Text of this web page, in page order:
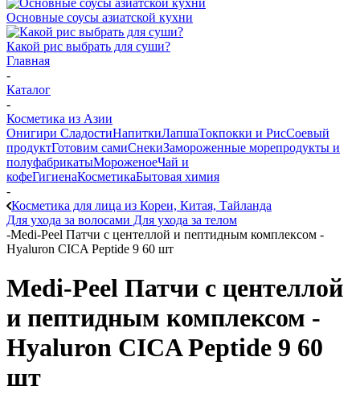
Основные соусы азиатской кухни
Какой рис выбрать для суши?
Главная
-
Каталог
-
Косметика из Азии
Онигири СладостиНапиткиЛапшаТокпокки и РисСоевый
продуктГотовим самиСнекиЗамороженные морепродукты и
полуфабрикатыМороженоеЧай и
кофеГигиенаКосметикаБытовая химия
-
Косметика для лица из Кореи, Китая, Тайланда
Для ухода за волосами Для ухода за телом
-Medi-Peel Патчи с центеллой и пептидным комплексом -
Hyaluron CICA Peptide 9 60 шт
Medi-Peel Патчи с центеллой
и пептидным комплексом -
Hyaluron CICA Peptide 9 60
шт